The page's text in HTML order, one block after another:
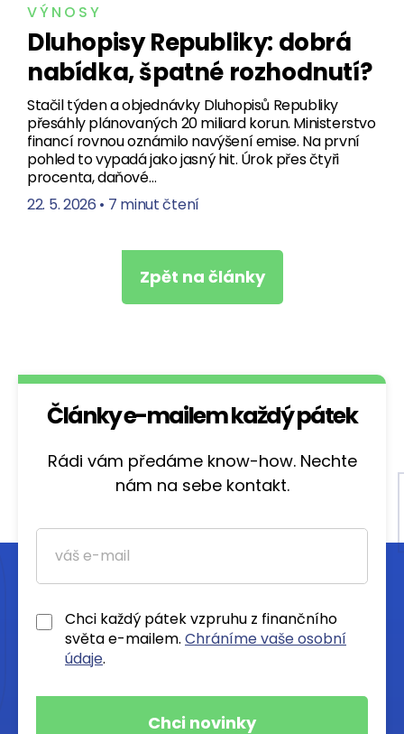
VÝNOSY
Dluhopisy Republiky: dobrá
nabídka, špatné rozhodnutí?
Stačil týden a objednávky Dluhopisů Republiky
přesáhly plánovaných 20 miliard korun. Ministerstvo
financí rovnou oznámilo navýšení emise. Na první
pohled to vypadá jako jasný hit. Úrok přes čtyři
procenta, daňové…
22. 5. 2026 • 7 minut čtení
Zpět na články
Články e-mailem každý pátek
Rádi vám předáme know-how. Nechte
nám na sebe kontakt.
Chci každý pátek vzpruhu z finančního
světa e-mailem. Chráníme vaše osobní
údaje.